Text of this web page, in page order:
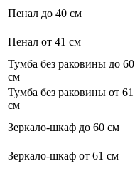
Пенал до 40 см
Пенал от 41 см
Тумба без раковины до 60
см
Тумба без раковины от 61
см
Зеркало-шкаф до 60 см
Зеркало-шкаф от 61 см